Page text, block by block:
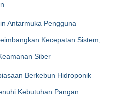
Antarmuka Pengguna
Kecepatan Sistem,
Siber
Berkebun Hidroponik
Kebutuhan Pangan